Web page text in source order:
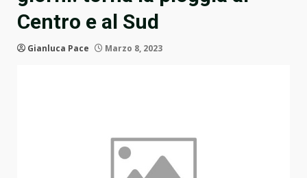
Centro e al Sud
Gianluca Pace Marzo 8, 2023